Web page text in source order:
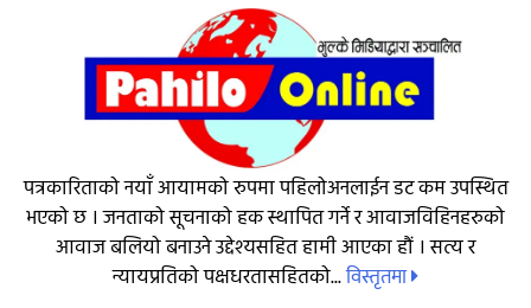
पत्रकारिताको नयाँ आयामको रुपमा पहिलोअनलाईन डट कम उपस्थित
भएको छ । जनताको सूचनाको हक स्थापित गर्ने र आवाजविहिनहरुको
आवाज बलियो बनाउने उद्देश्यसहित हामी आएका हौं । सत्य र
न्यायप्रतिको पक्षधरतासहितको...विस्तृतमा